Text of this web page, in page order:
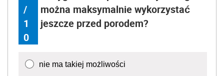
/
1
0
można maksymalnie wykorzystać
jeszcze przed porodem?
nie ma takiej możliwości